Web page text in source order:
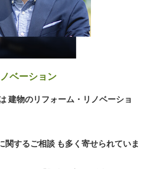
ベーション
建物のリフォーム・リノベーショ
関するご相談 も多く寄せられていま